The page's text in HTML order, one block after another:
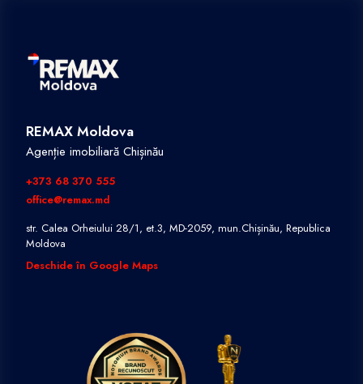
REMAX Moldova
Agenție imobiliară Chișinău
+373 68 370 555
office@remax.md
str. Calea Orheiului 28/1, et.3, MD-2059, mun.Chișinău, Republica
Moldova
Deschide în Google Maps